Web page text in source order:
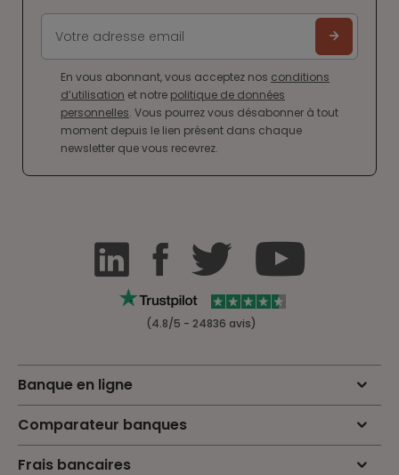
En vous abonnant, vous acceptez nos conditions
d’utilisation et notre politique de données
personnelles. Vous pourrez vous désabonner à tout
moment depuis le lien présent dans chaque
newsletter que vous recevrez.
(4.8/5 - 24836 avis)
Banque en ligne
Comparateur banques
Frais bancaires